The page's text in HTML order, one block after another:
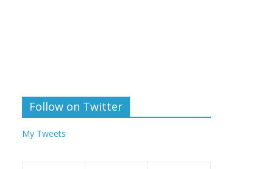
Follow on Twitter
My Tweets